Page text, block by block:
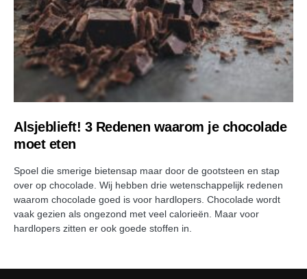
Alsjeblieft! 3 Redenen waarom je chocolade
moet eten
Spoel die smerige bietensap maar door de gootsteen en stap
over op chocolade. Wij hebben drie wetenschappelijk redenen
waarom chocolade goed is voor hardlopers. Chocolade wordt
vaak gezien als ongezond met veel calorieën. Maar voor
hardlopers zitten er ook goede stoffen in.